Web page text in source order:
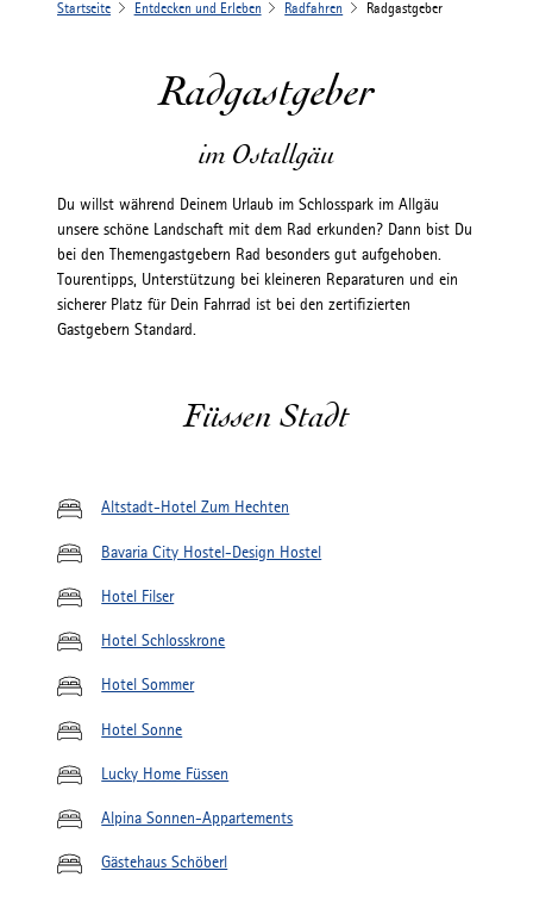
Startseite
Entdecken und Erleben Radfahren Radgastgeber
Radgastgeber
im Ostallgäu
Du willst während Deinem Urlaub im Schlosspark im Allgäu
unsere schöne Landschaft mit dem Rad erkunden? Dann bist Du
bei den Themengastgebern Rad besonders gut aufgehoben.
Tourentipps, Unterstützung bei kleineren Reparaturen und ein
sicherer Platz für Dein Fahrrad ist bei den zertifizierten
Gastgebern Standard.
Füssen Stadt
Altstadt-Hotel Zum Hechten
Bavaria City Hostel-Design Hostel
Hotel Filser
Hotel Schlosskrone
Hotel Sommer
Hotel Sonne
Lucky Home Füssen
Alpina Sonnen-Appartements
Gästehaus Schöberl